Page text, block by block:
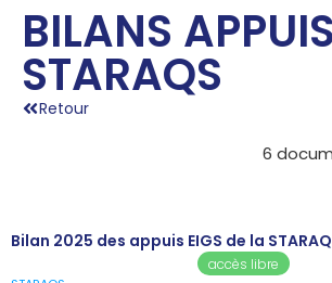
BILANS
STARAQS
Retour
6
Bilan 2025 des appuis EIGS de la
accès libre